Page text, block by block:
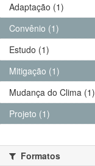
Adaptação (1)
Convênio (1)
Estudo (1)
Mitigação (1)
Mudança do Clima (1)
Projeto (1)
Formatos